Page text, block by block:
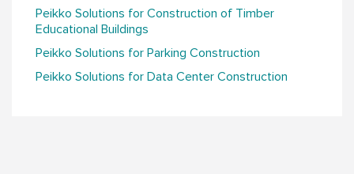
Peikko Solutions for Construction of Timber
Educational Buildings
Peikko Solutions for Parking Construction
Peikko Solutions for Data Center Construction